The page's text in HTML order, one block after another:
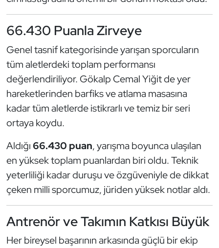
66.430 Puanla Zirveye
Genel tasnif kategorisinde yarışan sporcuların
tüm aletlerdeki toplam performansı
değerlendiriliyor. Gökalp Cemal Yiğit de yer
hareketlerinden barfiks ve atlama masasına
kadar tüm aletlerde istikrarlı ve temiz bir seri
ortaya koydu.
Aldığı66.430 puan, yarışma boyunca ulaşılan
en yüksek toplam puanlardan biri oldu. Teknik
yeterliliği kadar duruşu ve özgüveniyle de dikkat
çeken milli sporcumuz, jüriden yüksek notlar aldı.
Antrenör ve Takımın Katkısı Büyük
Her bireysel başarının arkasında güçlü bir ekip
Halter
Hentbol
İşitme Engelli Sporcular
Kano ve Rafting
Karate
Kayak
Kempo
Kick Boks